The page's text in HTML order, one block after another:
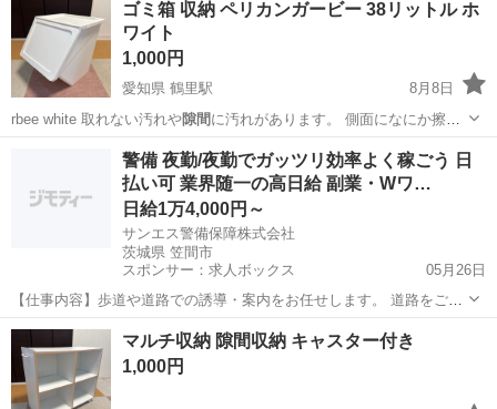
ゴミ箱 収納 ペリカンガービー 38リットル ホ
ワイト
1,000円
愛知県 鶴里駅
8月8日
rbee white 取れない汚れや隙間 に汚れがあります。 側面になにか擦っ
た…
名古屋市 鶴里駅 収納家具
警備 夜勤/夜勤でガッツリ効率よく稼ごう 日
払い可 業界随一の高日給 副業・Wワ…
日給1万4,000円～
サンエス警備保障株式会社
茨城県 笠間市
スポンサー：求人ボックス
05月26日
【仕事内容】歩道や道路での誘導・案内をお任せします。 道路をご利
用される車両や歩行者の方が安全に安心して通行するために適切に誘
導してください。 勤務地へは直行直帰OKです! <未経験でも安心!!> 丁
寧な研修20hで基本的な知識を...
アルバイト・パート
マルチ収納 隙間収納 キャスター付き
1,000円